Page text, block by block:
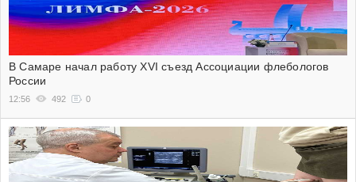
В Самаре начал работу XVI съезд Ассоциации флебологов
России
12:56 492 0